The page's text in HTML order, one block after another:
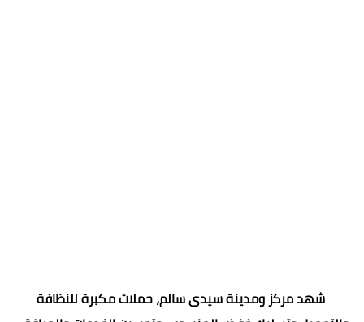
‏شهد مركز ومدينة سيدى سالم، حملات مكبرة للنظافة